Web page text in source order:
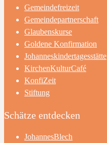
Gemeindefreizeit
Gemeindepartnerschaft
Glaubenskurse
Goldene Konfirmation
Johanneskindertagesstätte
KirchenKulturCafé
KonfiZeit
Stiftung
Schätze entdecken
JohannesBlech